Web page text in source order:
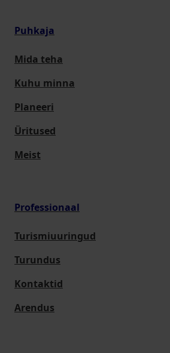
Puhkaja
Mida teha
Kuhu minna
Planeeri
Üritused
Meist
Professionaal
Turismiuuringud
Turundus
Kontaktid
Arendus